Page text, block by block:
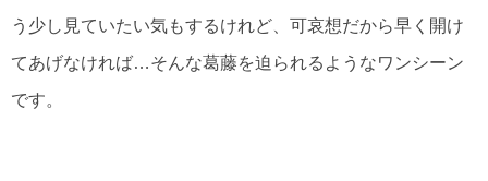
う少し見ていたい気もするけれど、可哀想だから早く開け
てあげなければ…そんな葛藤を迫られるようなワンシーン
です。